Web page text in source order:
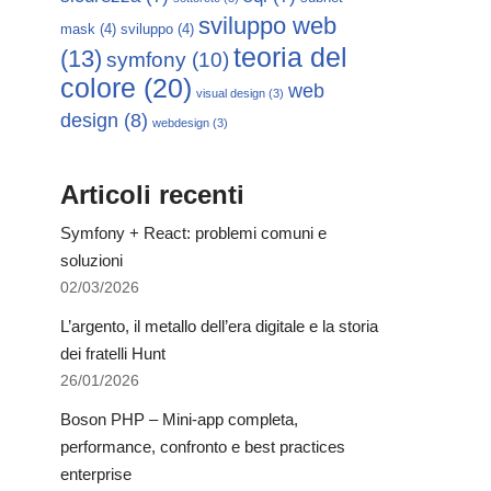
mask (4) sviluppo (4) sviluppo web
(13) symfony (10)teoria del
colore (20) visual design (3) web
design (8) webdesign (3)
Articoli recenti
Symfony + React: problemi comuni e
soluzioni
02/03/2026
L’argento, il metallo dell’era digitale e la storia
dei fratelli Hunt
26/01/2026
Boson PHP – Mini-app completa,
performance, confronto e best practices
enterprise